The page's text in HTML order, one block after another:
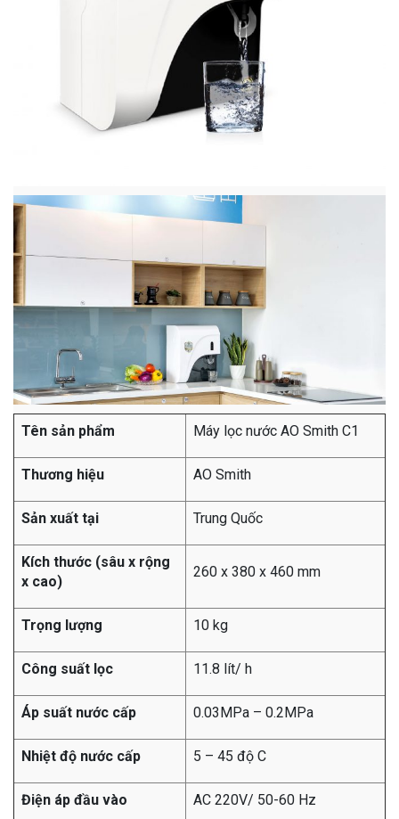
Tên sản phẩm Máy lọc nước AO Smith C1
Thương hiệu AO Smith
Sản xuất tại Trung Quốc
Kích thước (sâu x rộng
x cao)
260 x 380 x 460 mm
Trọng lượng 10 kg
Công suất lọc 11.8 lít/ h
Áp suất nước cấp 0.03MPa – 0.2MPa
Nhiệt độ nước cấp 5 – 45 độ C
Điện áp đầu vào AC 220V/ 50-60 Hz